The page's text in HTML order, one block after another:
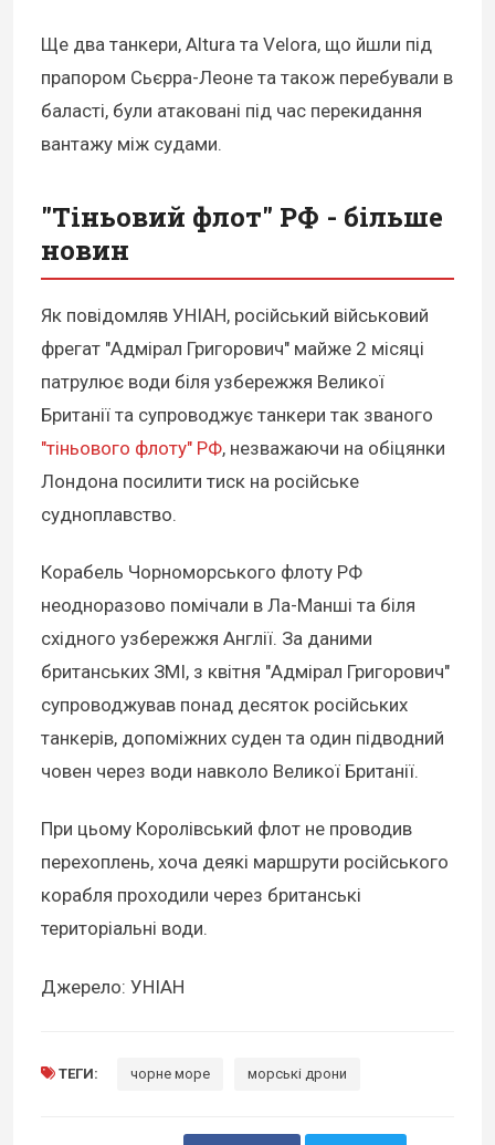
Ще два танкери, Altura та Velora, що йшли під
прапором Сьєрра-Леоне та також перебували в
баласті, були атаковані під час перекидання
вантажу між судами.
"Тіньовий флот" РФ - більше
новин
Як повідомляв УНІАН, російський військовий
фрегат "Адмірал Григорович" майже 2 місяці
патрулює води біля узбережжя Великої
Британії та супроводжує танкери так званого
"тіньового флоту" РФ, незважаючи на обіцянки
Лондона посилити тиск на російське
судноплавство.
Корабель Чорноморського флоту РФ
неодноразово помічали в Ла-Манші та біля
східного узбережжя Англії. За даними
британських ЗМІ, з квітня "Адмірал Григорович"
супроводжував понад десяток російських
танкерів, допоміжних суден та один підводний
човен через води навколо Великої Британії.
При цьому Королівський флот не проводив
перехоплень, хоча деякі маршрути російського
корабля проходили через британські
територіальні води.
Джерело: УНІАН
ТЕГИ: чорне море морські дрони